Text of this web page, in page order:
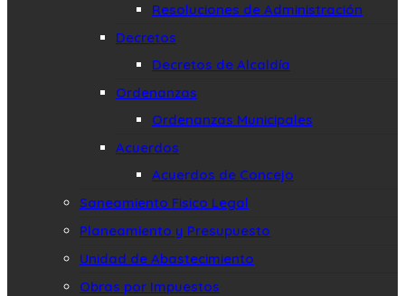
Resoluciones de Administración
Decretos
Decretos de Alcaldía
Ordenanzas
Ordenanzas Municipales
Acuerdos
Acuerdos de Concejo
Saneamiento Fisico Legal
Planeamiento y Presupuesto
Unidad de Abastecimiento
Obras por Impuestos